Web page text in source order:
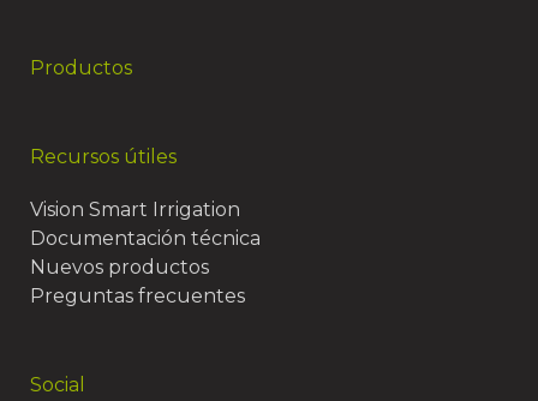
Productos
Recursos útiles
Vision Smart Irrigation
Documentación técnica
Nuevos productos
Preguntas frecuentes
Social